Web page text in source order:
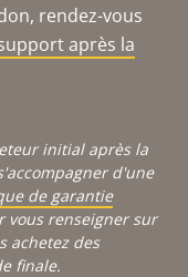
rendez-vous
après la
initial après la
d'une
de garantie
vous renseigner sur
achetez des
finale.